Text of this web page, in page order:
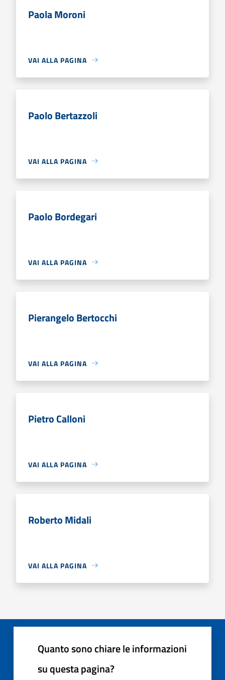
Paola Moroni
VAI ALLA PAGINA
Paolo Bertazzoli
VAI ALLA PAGINA
Paolo Bordegari
VAI ALLA PAGINA
Pierangelo Bertocchi
VAI ALLA PAGINA
Pietro Calloni
VAI ALLA PAGINA
Roberto Midali
VAI ALLA PAGINA
Quanto sono chiare le informazioni
su questa pagina?